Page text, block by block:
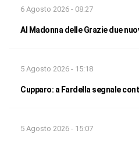
6 Agosto 2026 - 08:27
Al Madonna delle Grazie due
5 Agosto 2026 - 15:18
Cupparo: a Fardella segnale
5 Agosto 2026 - 15:07